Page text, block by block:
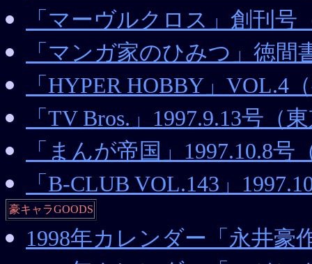
「マーヴルクロス」創刊号
「マンガ家のひみつ」徳間
「HYPER HOBBY」VOL.4
「TV Bros.」1997.9.13号（
「まんが帝国」1997.10.8号
「B-CLUB VOL.143」
豪キャラGOODS
1998年カレンダー「永井豪